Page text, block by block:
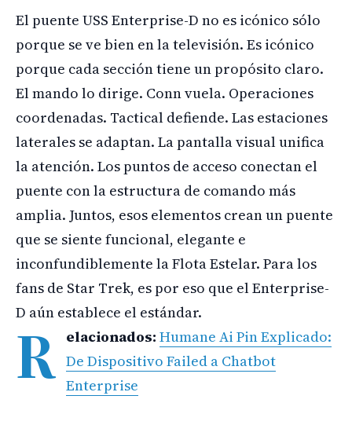
El puente USS Enterprise-D no es icónico sólo
porque se ve bien en la televisión. Es icónico
porque cada sección tiene un propósito claro.
El mando lo dirige. Conn vuela. Operaciones
coordenadas. Tactical defiende. Las estaciones
laterales se adaptan. La pantalla visual unifica
la atención. Los puntos de acceso conectan el
puente con la estructura de comando más
amplia. Juntos, esos elementos crean un puente
que se siente funcional, elegante e
inconfundiblemente la Flota Estelar. Para los
fans de Star Trek, es por eso que el Enterprise-
D aún establece el estándar.
R elacionados: Humane Ai Pin Explicado:
De Dispositivo Failed a Chatbot
Enterprise